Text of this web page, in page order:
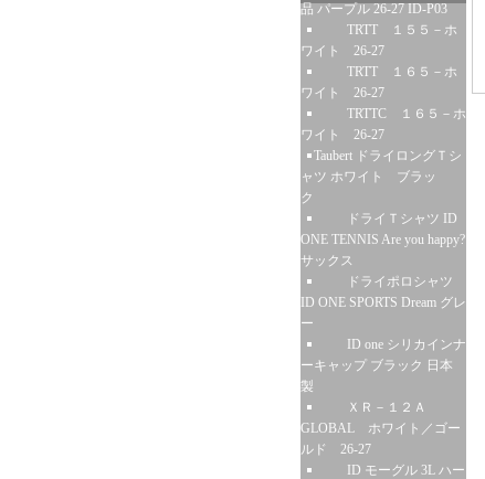
品 パープル 26-27 ID-P03
TRTT １５５－ホ
ワイト 26-27
TRTT １６５－ホ
ワイト 26-27
TRTTC １６５－ホ
ワイト 26-27
Taubert ドライロングＴシ
ャツ ホワイト ブラッ
ク
ドライＴシャツ ID
ONE TENNIS Are you happy?
サックス
ドライポロシャツ
ID ONE SPORTS Dream グレ
ー
ID one シリカインナ
ーキャップ ブラック 日本
製
ＸＲ－１２Ａ
GLOBAL ホワイト／ゴー
ルド 26-27
ID モーグル 3L ハー